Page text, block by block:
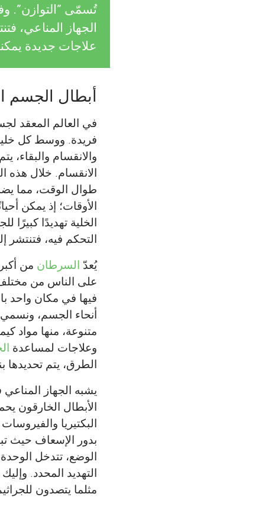
تُسمّى ”التوازن”.
الجهاز المناعي،
علاجات جديدة
أبطال الجسم
في العالم المعقد
فريدة. ووسط كل
والانقسام والبقاء،
الانقسام. خلال هذه
طوال الوقت، مما
الأوقات؛ إذ يمكن
الخلية تهديدًا كبيرًا
التحكم فيه، فتنتشر
يُعدّ السرطان من
على الناس من مختلف
فيها في مكان واحد
أنحاء الجسم،
متنوعة، منها مواد
وعلاجات لمساعدة
الطرق، يتم تحديدها
يشبه الجهاز
الأبطال الخارقون
البكتيريا
بدور الإسعاف حيث
الوضع، تتدخل
التهديد المحدد.
مثلما يتصدون